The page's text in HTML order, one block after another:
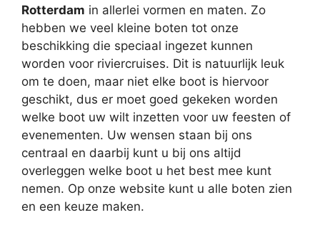
Rotterdam in allerlei vormen en maten. Zo
hebben we veel kleine boten tot onze
beschikking die speciaal ingezet kunnen
worden voor riviercruises. Dit is natuurlijk leuk
om te doen, maar niet elke boot is hiervoor
geschikt, dus er moet goed gekeken worden
welke boot uw wilt inzetten voor uw feesten of
evenementen. Uw wensen staan bij ons
centraal en daarbij kunt u bij ons altijd
overleggen welke boot u het best mee kunt
nemen. Op onze website kunt u alle boten zien
en een keuze maken.